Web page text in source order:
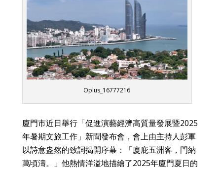
Oplus_16777216
廈門市近日舉行「促進演藝經濟高質量發展暨2025
年暑期文旅工作」新聞發布會，會上由主持人彭軍
以詩意盎然的致詞揭開序幕：「廈庇五洲客，門納
萬頃濤。」他熱情洋溢地描繪了2025年廈門夏日的